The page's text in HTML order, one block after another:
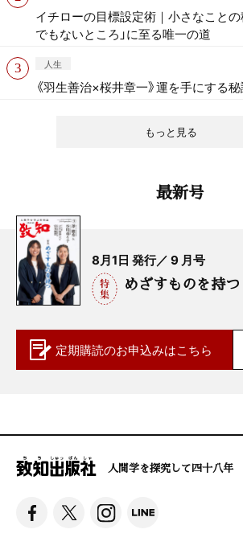
もっと見る
イチローの目標設定術｜小さなことの
でもないところ」に至る唯一の道
人生
《羽生善治×桜井章一》運を手にする
最新号
8月1日 発行／ 9 月号
めざすものを持つ
定期購読のお申込みはこちら
人間学を探究して四十八年